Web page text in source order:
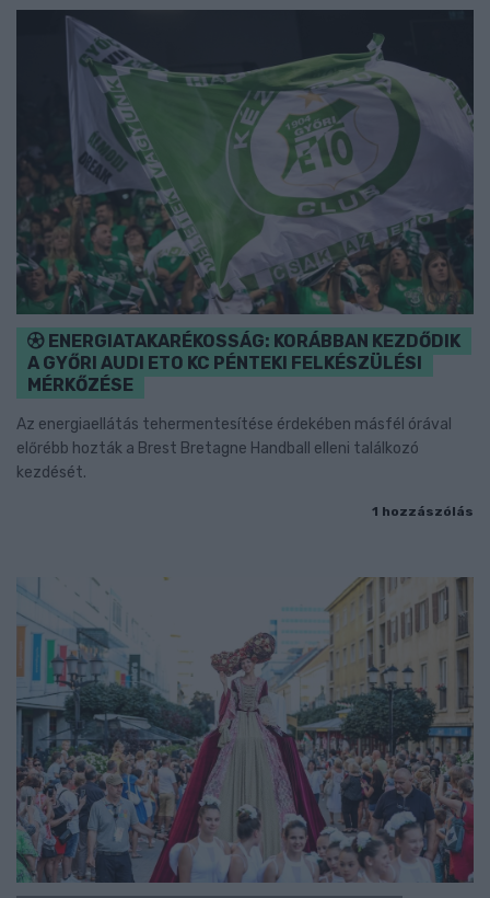
ENERGIATAKARÉKOSSÁG: KORÁBBAN KEZDŐDIK
A GYŐRI AUDI ETO KC PÉNTEKI FELKÉSZÜLÉSI
MÉRKŐZÉSE
Az energiaellátás tehermentesítése érdekében másfél órával
előrébb hozták a Brest Bretagne Handball elleni találkozó
kezdését.
1 hozzászólás